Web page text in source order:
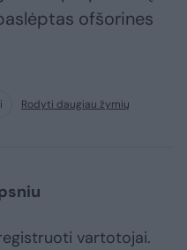
ofšorines
Rodyti daugiau žymių
vartotojai.